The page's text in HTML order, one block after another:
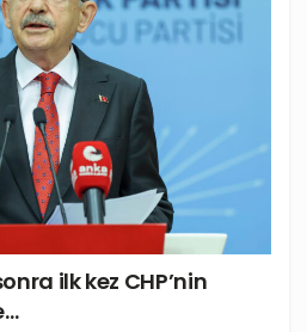
ilk kez CHP’nin